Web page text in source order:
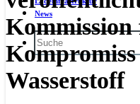
News
Kommission
Wasserstoff